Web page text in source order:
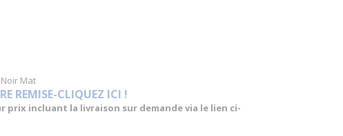
Mat
REMISE-CLIQUEZ ICI !
prix incluant la livraison sur demande via le lien ci-